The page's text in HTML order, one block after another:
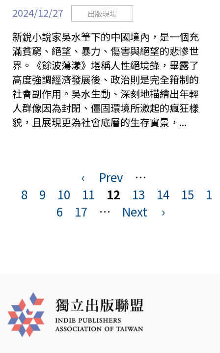
2024/12/27 出版現場
新銳小說家吳水筆下的中國境內，是一個充
滿貧窮、絕望、暴力、傷害與絕望的悲慘世
界。《餘波蕩漾》堪稱人性絕境錄，畢露了
高度強調經濟發展後、政治則是完全箝制的
社會副作用。吳水生動、深刻地描繪出年輕
人群像因為封閉、僵固環境所激起的瘋狂樣
貌，且展現更為社會底層的生存實景，...
面
‹ Prev
…
8
9 10 11 12 13 14 15
1
6
17 … Next ›